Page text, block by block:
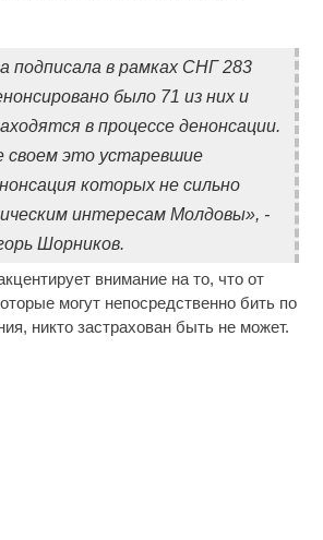
подписала в рамках СНГ 283
было 71 из них и
в процессе денонсации.
своем это устаревшие
которых не сильно
интересам Молдовы», -
Шорников.
внимание на то, что от
могут непосредственно бить по
никто застрахован быть не может.